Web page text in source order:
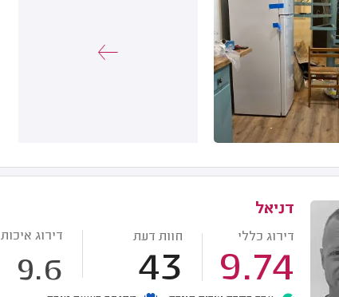
דניאל
דירוג כללי
9.74
חוות דעת
43
דירוג איכות
9.6